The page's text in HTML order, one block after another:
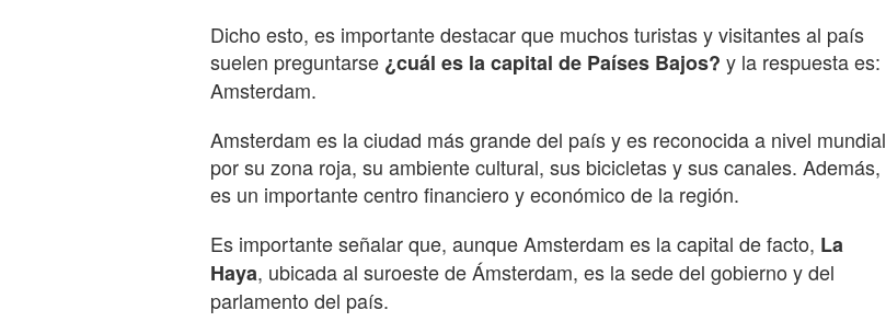
Dicho esto, es importante destacar que muchos turistas y visitantes al país
suelen preguntarse ¿cuál es la capital de Países Bajos? y la respuesta es:
Amsterdam.
Amsterdam es la ciudad más grande del país y es reconocida a nivel mundial
por su zona roja, su ambiente cultural, sus bicicletas y sus canales. Además,
es un importante centro financiero y económico de la región.
Es importante señalar que, aunque Amsterdam es la capital de facto, La
Haya, ubicada al suroeste de Ámsterdam, es la sede del gobierno y del
parlamento del país.